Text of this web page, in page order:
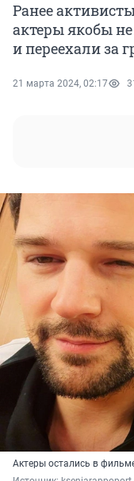
Ранее
актеры якобы
и переехали за
21 марта 2024, 02:17
Актеры остались в